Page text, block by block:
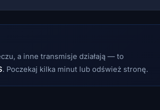
a inne transmisje działają — to
. Poczekaj kilka minut lub odśwież stronę.